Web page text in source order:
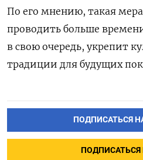
По его мнению, такая
проводить больше
в свою очередь, укрепит
традиции для будущих
ПОДПИСАТЬСЯ
ПОДПИСАТЬСЯ